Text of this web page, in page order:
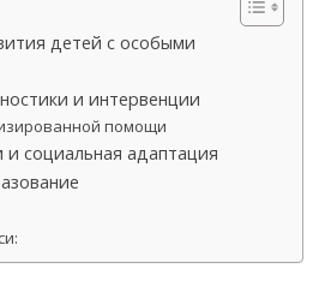
детей с особыми
и интервенции
помощи
социальная адаптация